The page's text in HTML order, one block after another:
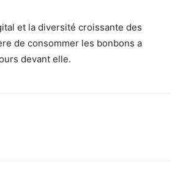
et la diversité croissante des
de consommer les bonbons a
devant elle.